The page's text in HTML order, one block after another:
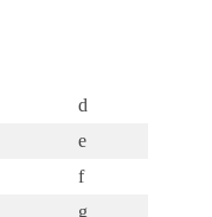
d
e
f
g